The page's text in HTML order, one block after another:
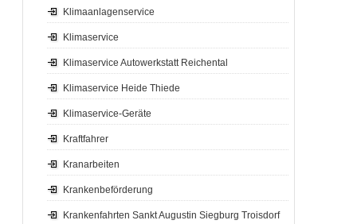
Klimaanlagenservice
Klimaservice
Klimaservice Autowerkstatt Reichental
Klimaservice Heide Thiede
Klimaservice-Geräte
Kraftfahrer
Kranarbeiten
Krankenbeförderung
Krankenfahrten Sankt Augustin Siegburg Troisdorf